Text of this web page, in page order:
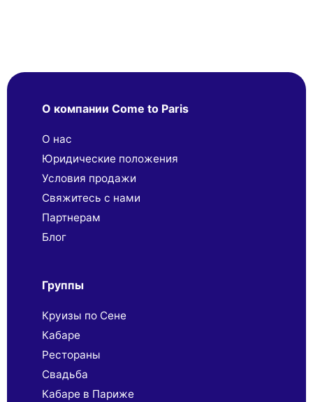
О компании Come to Paris
О нас
Юридические положения
Условия продажи
Свяжитесь с нами
Партнерaм
Блог
Группы
Круизы по Сене
Кабаре
Рестораны
Свадьба
Кабаре в Париже